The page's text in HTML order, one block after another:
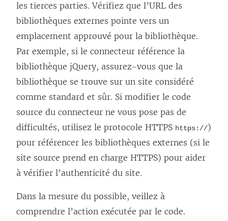
les tierces parties. Vérifiez que l’URL des
bibliothèques externes pointe vers un
emplacement approuvé pour la bibliothèque.
Par exemple, si le connecteur référence la
bibliothèque jQuery, assurez-vous que la
bibliothèque se trouve sur un site considéré
comme standard et sûr. Si modifier le code
source du connecteur ne vous pose pas de
difficultés, utilisez le protocole HTTPS https://)
pour référencer les bibliothèques externes (si le
site source prend en charge HTTPS) pour aider
à vérifier l’authenticité du site.
Dans la mesure du possible, veillez à
comprendre l’action exécutée par le code.